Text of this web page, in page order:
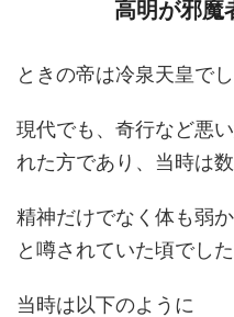
高明が邪魔
ときの帝は冷泉天皇でし
現代でも、奇行など悪
れた方であり、当時は
精神だけでなく体も弱
と噂されていた頃でした
当時は以下のように